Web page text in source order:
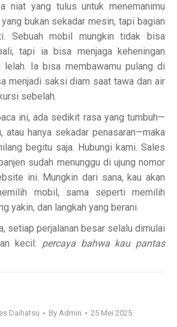
niat yang tulus untuk menemanimu
bukan sekadar mesin, tapi bagian
Sebuah mobil mungkin tidak bisa
tapi ia bisa menjaga keheningan
lelah. Ia bisa membawamu pulang di
menjadi saksi diam saat tawa dan air
sebelah.
ini, ada sedikit rasa yang tumbuh—
atau hanya sekadar penasaran—maka
begitu saja. Hubungi kami. Sales
sudah menunggu di ujung nomor
ini. Mungkin dari sana, kau akan
mobil, sama seperti memilih
yakin, dan langkah yang berani.
setiap perjalanan besar selalu dimulai
kecil: percaya bahwa kau pantas
Daihatsu By Admin 25 Mei 2025